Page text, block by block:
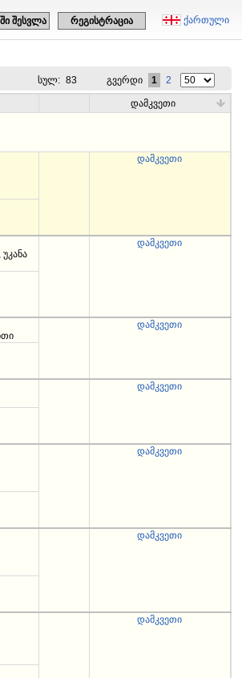
ქართული
შესვლა რეგისტრაცია
სულ: 83 გვერდი 1 2
დამკვეთი
დამკვეთი
დამკვეთი
დამკვეთი
დამკვეთი
დამკვეთი
დამკვეთი
დამკვეთი